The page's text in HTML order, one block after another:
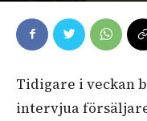
Tidigare i veckan
intervjua